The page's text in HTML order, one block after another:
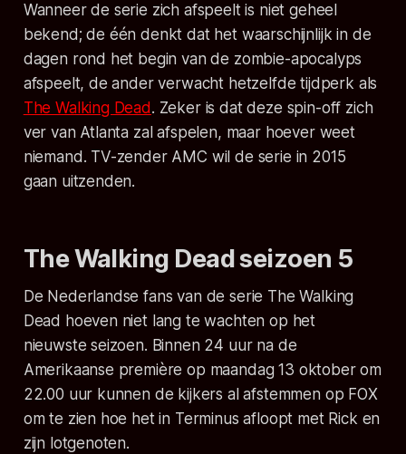
Wanneer de serie zich afspeelt is niet geheel
bekend; de één denkt dat het waarschijnlijk in de
dagen rond het begin van de zombie-apocalyps
afspeelt, de ander verwacht hetzelfde tijdperk als
The Walking Dead . Zeker is dat deze spin-off zich
ver van Atlanta zal afspelen, maar hoever weet
niemand. TV-zender AMC wil de serie in 2015
gaan uitzenden.
The Walking Dead seizoen 5
De Nederlandse fans van de serie The Walking
Dead hoeven niet lang te wachten op het
nieuwste seizoen. Binnen 24 uur na de
Amerikaanse première op maandag 13 oktober om
22.00 uur kunnen de kijkers al afstemmen op FOX
om te zien hoe het in Terminus afloopt met Rick en
zijn lotgenoten.